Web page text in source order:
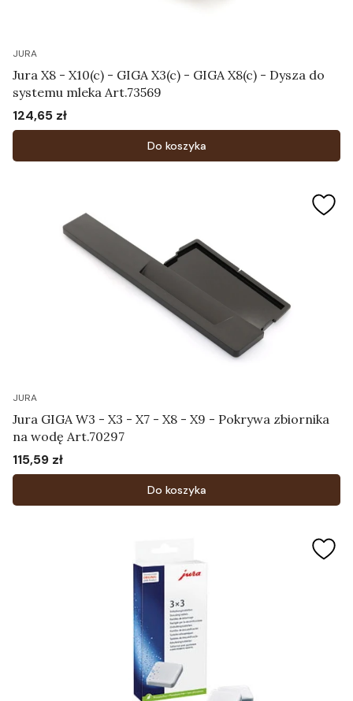
JURA
Jura X8 - X10(c) - GIGA X3(c) - GIGA X8(c) - Dysza do
systemu mleka Art.73569
Cena
124,65 zł
Do koszyka
JURA
Jura GIGA W3 - X3 - X7 - X8 - X9 - Pokrywa zbiornika
na wodę Art.70297
Cena
115,59 zł
Do koszyka